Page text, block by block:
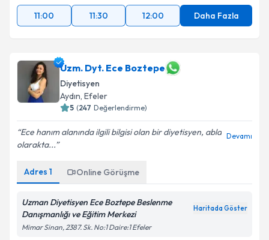
11:00
11:30 12:00 Daha Fazla
Uzm. Dyt. Ece Boztepe
Diyetisyen
Aydın, Efeler
5 (247 Değerlendirme)
Ece hanım alanında ilgili bilgisi olan bir diyetisyen, abla
olarakta...
Devamı
Adres 1 Online Görüşme
Uzman Diyetisyen Ece Boztepe Beslenme
Danışmanlığı ve Eğitim Merkezi
Haritada Göster
Mimar Sinan, 2387. Sk. No:1 Daire:1 Efeler